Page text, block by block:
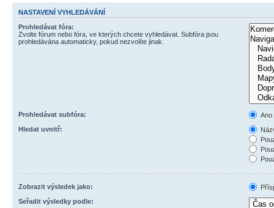
NASTAVENÍ VYHLEDÁVÁNÍ
Prohledávat fóra:
Zvolte fórum nebo fóra, ve kterých chcete vyhledávat. Subfóra jsou
prohledávána automaticky, pokud nezvolíte jinak.
Prohledávat subfóra:
Ano
Hledat uvnitř:
Zobrazit výsledek jako:
Seřadit výsledky podle: